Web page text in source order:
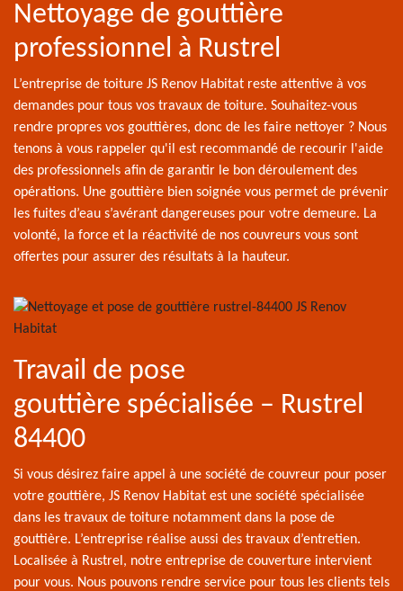
Nettoyage de gouttière
professionnel à Rustrel
L’entreprise de toiture JS Renov Habitat reste attentive à vos
demandes pour tous vos travaux de toiture. Souhaitez-vous
rendre propres vos gouttières, donc de les faire nettoyer ? Nous
tenons à vous rappeler qu'il est recommandé de recourir l'aide
des professionnels afin de garantir le bon déroulement des
opérations. Une gouttière bien soignée vous permet de prévenir
les fuites d’eau s’avérant dangereuses pour votre demeure. La
volonté, la force et la réactivité de nos couvreurs vous sont
offertes pour assurer des résultats à la hauteur.
Travail de pose
gouttière spécialisée – Rustrel
84400
Si vous désirez faire appel à une société de couvreur pour poser
votre gouttière, JS Renov Habitat est une société spécialisée
dans les travaux de toiture notamment dans la pose de
gouttière. L’entreprise réalise aussi des travaux d’entretien.
Localisée à Rustrel, notre entreprise de couverture intervient
pour vous. Nous pouvons rendre service pour tous les clients tels